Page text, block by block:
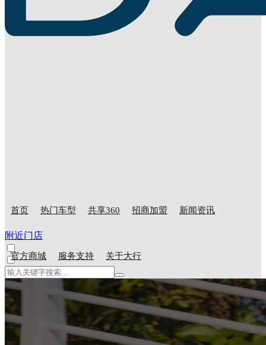
首页 热门车型 共享360 招商加盟 新闻资讯
官方商城 服务支持 关于大行
附近门店